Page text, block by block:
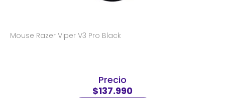
Mouse Razer Viper V3 Pro Black
Precio
$137.990